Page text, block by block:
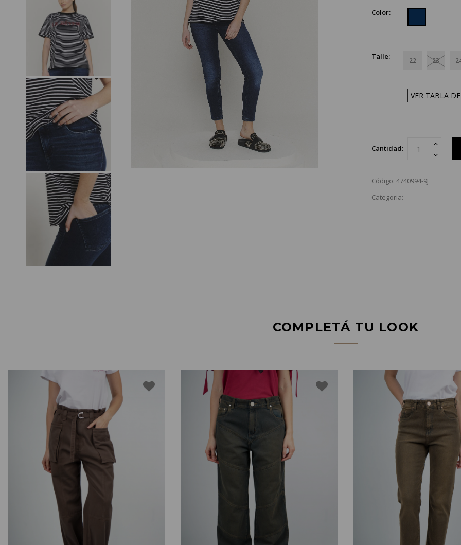
Color:
Talle: 22 23
VER TABLA
Cantidad:
Código: 4740994-9J
Categoria:
COMPLETÁ TU LOOK